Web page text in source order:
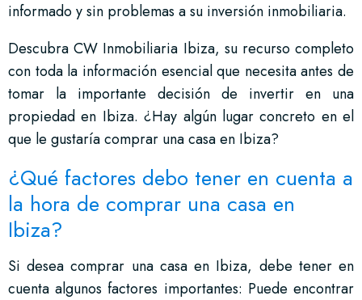
informado y sin problemas a su inversión inmobiliaria.
Descubra CW Inmobiliaria Ibiza, su recurso completo
con toda la información esencial que necesita antes de
tomar la importante decisión de invertir en una
propiedad en Ibiza. ¿Hay algún lugar concreto en el
que le gustaría comprar una casa en Ibiza?
¿Qué factores debo tener en cuenta a
la hora de comprar una casa en
Ibiza?
Si desea comprar una casa en Ibiza, debe tener en
cuenta algunos factores importantes: Puede encontrar